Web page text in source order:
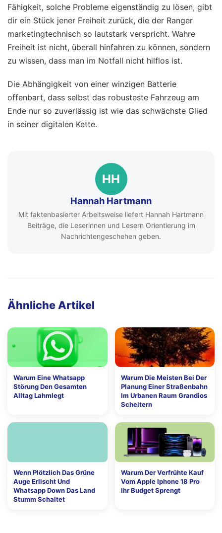
Fähigkeit, solche Probleme eigenständig zu lösen, gibt
dir ein Stück jener Freiheit zurück, die der Ranger
marketingtechnisch so lautstark verspricht. Wahre
Freiheit ist nicht, überall hinfahren zu können, sondern
zu wissen, dass man im Notfall nicht hilflos ist.
Die Abhängigkeit von einer winzigen Batterie
offenbart, dass selbst das robusteste Fahrzeug am
Ende nur so zuverlässig ist wie das schwächste Glied
in seiner digitalen Kette.
HH
Hannah Hartmann
Mit faktenbasierter Arbeitsweise liefert Hannah Hartmann
Beiträge, die Leserinnen und Lesern Orientierung im
Nachrichtengeschehen geben.
Ähnliche Artikel
Warum Eine Whatsapp
Störung Den Gesamten
Alltag Lahmlegt
Warum Die Meisten Bei Der
Planung Einer Straßenbahn
Im Urbanen Raum Grandios
Scheitern
Wenn Plötzlich Das Grüne
Auge Erlischt Und
Whatsapp Down Das Land
Stumm Schaltet
Warum Der Verfrühte Kauf
Vom Apple Iphone 18 Pro
Ihr Budget Sprengt